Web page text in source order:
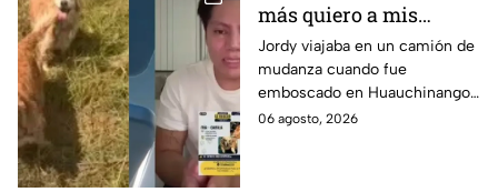
más quiero a mis
perritas": Asaltan a un
joven, vacían sus
cuentas y le roban a sus
mascotas en
Jordy viajaba en un camión de
mudanza cuando fue
emboscado en Huauchinango,
Puebla, Además de quitarle
06 agosto, 2026